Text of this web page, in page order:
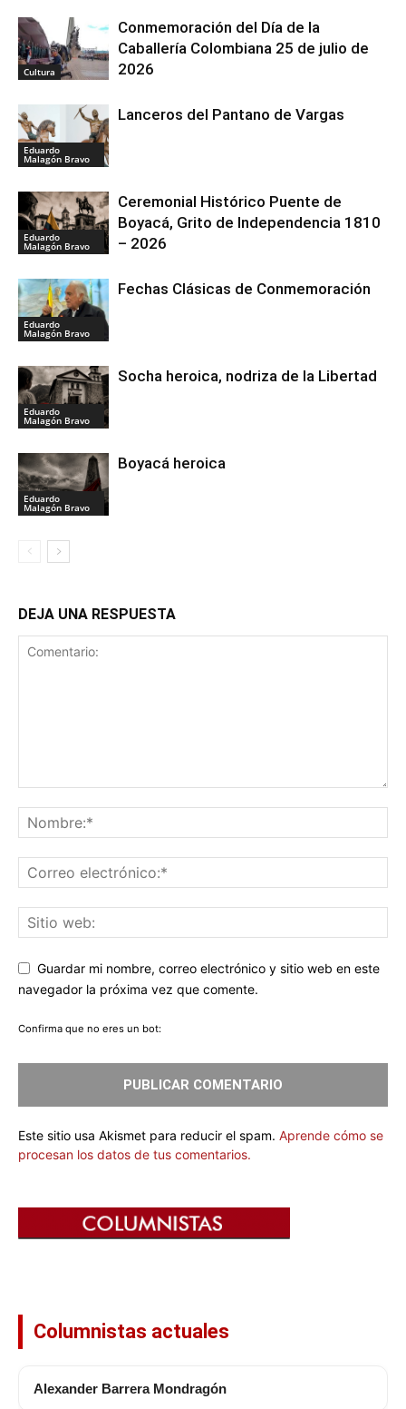
Cultura
Conmemoración del Día de la
Caballería Colombiana 25 de julio de
2026
Eduardo
Malagón Bravo
Lanceros del Pantano de Vargas
Eduardo
Malagón Bravo
Ceremonial Histórico Puente de
Boyacá, Grito de Independencia 1810
– 2026
Eduardo
Malagón Bravo
Fechas Clásicas de Conmemoración
Eduardo
Malagón Bravo
Socha heroica, nodriza de la Libertad
Eduardo
Malagón Bravo
Boyacá heroica
DEJA UNA RESPUESTA
Guardar mi nombre, correo electrónico y sitio web en este
navegador la próxima vez que comente.
Confirma que no eres un bot:
Este sitio usa Akismet para reducir el spam. Aprende cómo se
procesan los datos de tus comentarios.
Columnistas actuales
Alexander Barrera Mondragón